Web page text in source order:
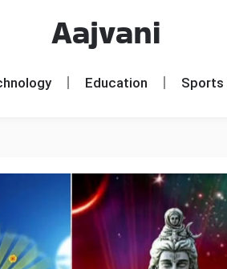
Aajvani
Education Sports